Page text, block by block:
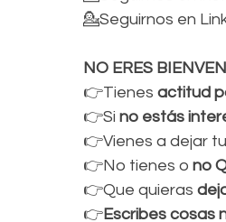
💁Seguirnos en
NO ERES
👉Tienes actitud
👉Si no estás
👉Vienes a dejar
👉No tienes o no
👉Que quieras
👉Escribes cosas